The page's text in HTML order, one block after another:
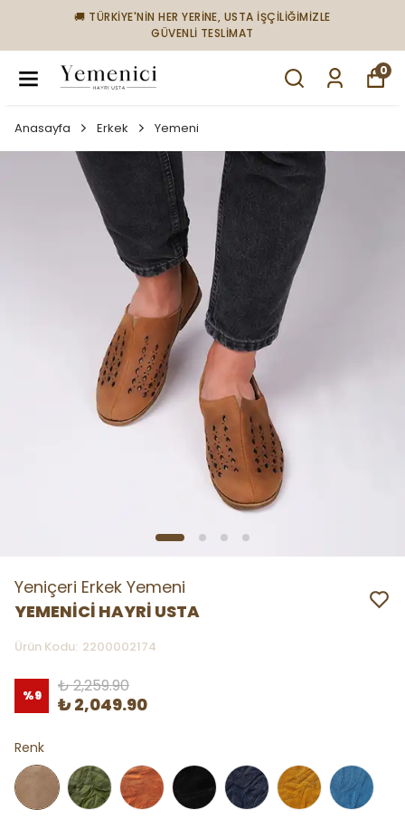
🚚 TÜRKİYE'NİN HER YERİNE, USTA İŞÇİLİĞİMİZLE
GÜVENLİ TESLİMAT
0
Anasayfa Erkek Yemeni
Yeniçeri Erkek Yemeni
YEMENİCİ HAYRİ USTA
Ürün Kodu: 2200002174
%9 ₺ 2,259.90
₺ 2,049.90
Renk